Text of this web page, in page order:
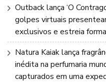
Outback lança ‘O
golpes virtuais
exclusivos e estreia
Natura Kaiak lança
inédita na perfumaria
capturados em uma